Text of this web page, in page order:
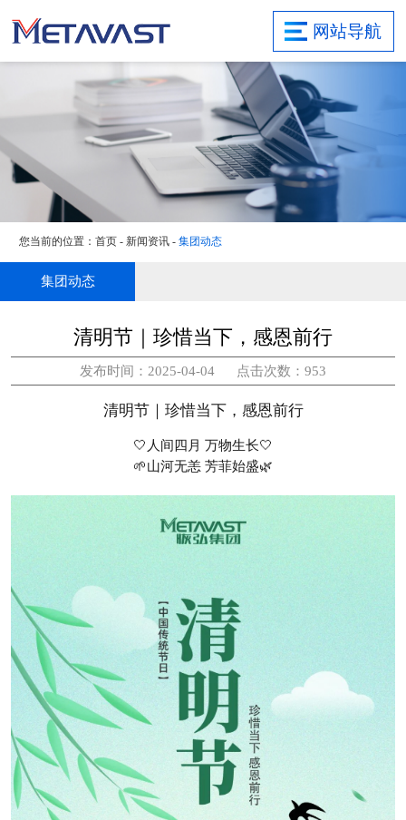
网站导航
首页
关于集团
业务领域
项目案例
新闻资讯
社会责任
联系我们
旗下子公司
您当前的位置：首页-新闻资讯 -集团动态
集团动态
清明节｜珍惜当下，感恩前行
发布时间：2025-04-04 点击次数：953
清明节｜珍惜当下，感恩前行
🤍人间四月 万物生长🤍
🌱山河无恙 芳菲始盛🌿